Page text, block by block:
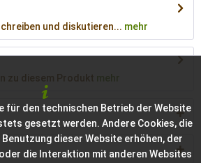
und diskutieren... mehr
zu diesem Produkt mehr
für den technischen Betrieb der Website
gesetzt werden. Andere Cookies, die
dieser Website erhöhen, der
die Interaktion mit anderen Websites